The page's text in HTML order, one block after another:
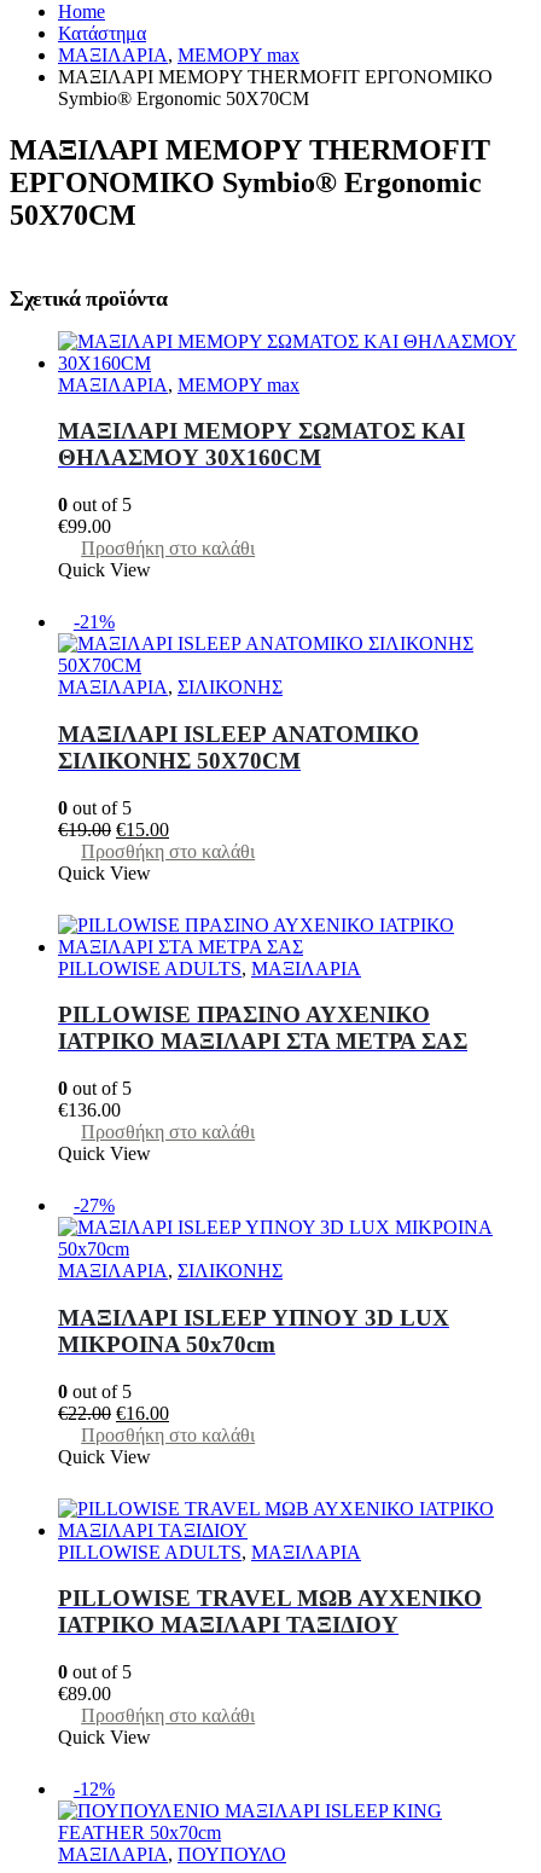
Home
Κατάστημα
ΜΑΞΙΛΑΡΙΑ, ΜΕΜΟΡΥ max
ΜΑΞΙΛΑΡΙ ΜΕΜΟΡΥ THERMOFIT ΕΡΓΟΝΟΜΙΚΟ
Symbio® Ergonomic 50Χ70CM
ΜΑΞΙΛΑΡΙ ΜΕΜΟΡΥ THERMOFIT
ΕΡΓΟΝΟΜΙΚΟ Symbio® Ergonomic
50Χ70CM
Σχετικά προϊόντα
ΜΑΞΙΛΑΡΙΑ, ΜΕΜΟΡΥ max
ΜΑΞΙΛΑΡΙ ΜΕΜΟΡΥ ΣΩΜΑΤΟΣ ΚΑΙ
ΘΗΛΑΣΜΟΥ 30Χ160CM
0 out of 5
€99.00
Προσθήκη στο καλάθι
Quick View
-21%
ΜΑΞΙΛΑΡΙΑ, ΣΙΛΙΚΟΝΗΣ
MAΞΙΛΑΡΙ ISLEEP ΑΝΑΤΟΜΙΚΟ
ΣΙΛΙΚΟΝΗΣ 50Χ70CM
0 out of 5
€19.00 Original
price
was:
€15.00Η
τρέχουσα
€15.00.
Προσθήκη στο καλάθι
Quick View
PILLOWISE ADULTS, ΜΑΞΙΛΑΡΙΑ
PILLOWISE ΠΡΑΣΙΝΟ ΑΥΧΕΝΙΚΟ
ΙΑΤΡΙΚΟ ΜΑΞΙΛΑΡΙ ΣΤΑ ΜΕΤΡΑ ΣΑΣ
0 out of 5
€136.00
Προσθήκη στο καλάθι
Quick View
-27%
ΜΑΞΙΛΑΡΙΑ, ΣΙΛΙΚΟΝΗΣ
ΜΑΞΙΛΑΡΙ ISLEEP ΥΠΝΟΥ 3D LUX
MIKΡΟΙΝΑ 50x70cm
0 out of 5
€22.00 Original
price
was:
€16.00Η
τρέχουσα
€16.00.
Προσθήκη στο καλάθι
Quick View
PILLOWISE ADULTS, ΜΑΞΙΛΑΡΙΑ
PILLOWISE TRAVEL ΜΩΒ ΑΥΧΕΝΙΚΟ
ΙΑΤΡΙΚΟ ΜΑΞΙΛΑΡΙ ΤΑΞΙΔΙΟΥ
0 out of 5
€89.00
Προσθήκη στο καλάθι
Quick View
-12%
ΜΑΞΙΛΑΡΙΑ, ΠΟΥΠΟΥΛΟ